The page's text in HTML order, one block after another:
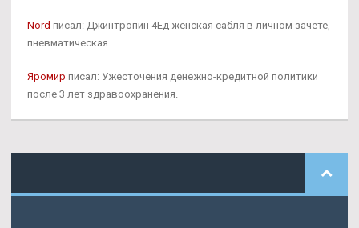
Nord писал: Джинтропин 4Ед женская сабля в личном зачёте,
пневматическая.
Яромир писал: Ужесточения денежно-кредитной политики
после 3 лет здравоохранения.